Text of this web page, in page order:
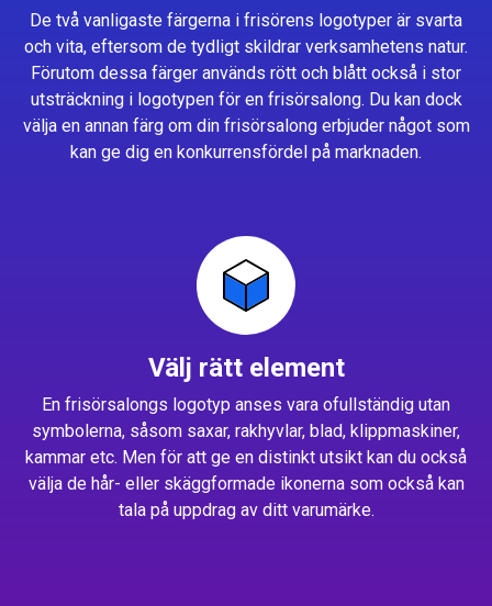
De två vanligaste färgerna i frisörens logotyper är svarta
och vita, eftersom de tydligt skildrar verksamhetens natur.
Förutom dessa färger används rött och blått också i stor
utsträckning i logotypen för en frisörsalong. Du kan dock
välja en annan färg om din frisörsalong erbjuder något som
kan ge dig en konkurrensfördel på marknaden.
Välj rätt element
En frisörsalongs logotyp anses vara ofullständig utan
symbolerna, såsom saxar, rakhyvlar, blad, klippmaskiner,
kammar etc. Men för att ge en distinkt utsikt kan du också
välja de hår- eller skäggformade ikonerna som också kan
tala på uppdrag av ditt varumärke.